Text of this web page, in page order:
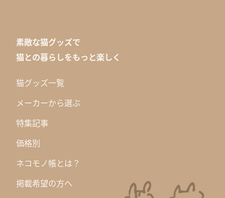
素敵な猫グッズで
猫との暮らしをもっと楽しく
猫グッズ一覧
メーカーから選ぶ
特集記事
価格別
ネコモノ帳とは？
掲載希望の方へ